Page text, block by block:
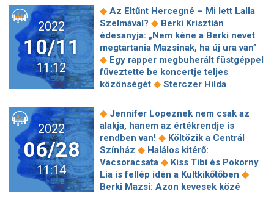
sorozatbemutató, Amanda Gorman,
Thomas Erikson és kurd menekült
börtönnapló is érkezik a Margón!◆
Zselés szaloncukor hírfüggőknek:
politikai szappanoperával arat a
Netflix
Sárkányok háza első évada simán
odaver a Trónok harcának◆
lett Szacsvay László, miközben egy
75 éves nagypapát alakított a
színpadon ◆ A húszesztendős
Karaván Színház és szerencsés
találkozásai ◆ “Az élet annyira
gazdag és szép!” – Interjú Hernádi
klasszikus és 5 rendhagyó horrorfilm
Halloweenra◆Feleségek, szeretők
és anyák egy színpadon
2022
10/11
11:12
◆ Az Eltűnt Hercegné – Mi lett Lalla
Szelmával? ◆ Berki Krisztián
édesanyja: „Nem kéne a Berki nevet
megtartania Mazsinak, ha új ura van”
◆ Egy rapper megbuherált füstgéppel
füveztette be koncertje teljes
közönségét ◆ Sterczer Hilda
Több mint 20 évet öregedett a 38
éves filmcsillag ◆Átélni és túlélni
segít az irodalomterápia – Béres
Judittal, az Élet a sorok között című
könyv szerzőjével beszélgettünk
Kutyaidők járnak Galliában, avagy
Obelix kutyusa színre lép ◆Havas
2022
06/28
11:14
◆ Jennifer Lopeznek nem csak az
alakja, hanem az értékrendje is
rendben van! ◆ Költözik a Centrál
Színház ◆ Halálos kitérő:
Vacsoracsata ◆ Kiss Tibi és Pokorny
Lia is fellép idén a Kultkikőtőben ◆
Berki Mazsi: Azon kevesek közé